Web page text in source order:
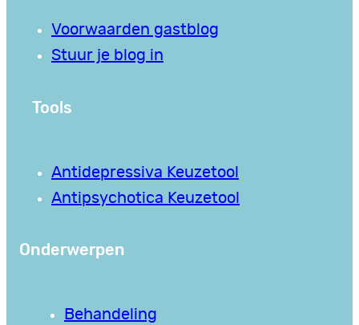
Voorwaarden gastblog
Stuur je blog in
Tools
Antidepressiva Keuzetool
Antipsychotica Keuzetool
Onderwerpen
Behandeling